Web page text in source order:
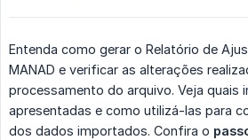
Entenda como gerar o Relatório de
MANAD e verificar as alterações
processamento do arquivo. Veja quais
apresentadas e como utilizá-las para
dos dados importados. Confira o